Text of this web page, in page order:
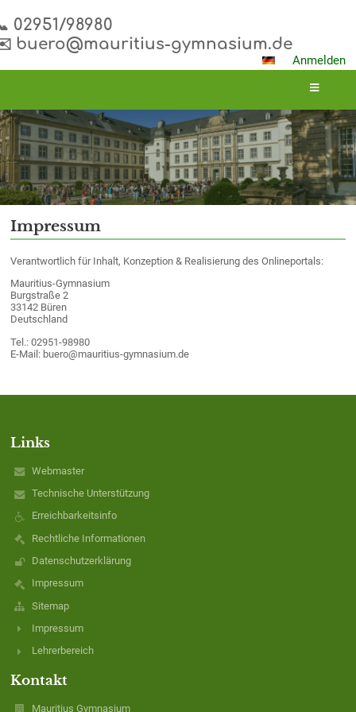
02951/98980
buero@mauritius-gymnasium.de
Anmelden
Impressum
Impressum
Verantwortlich für Inhalt, Konzeption & Realisierung des Onlineportals:
Mauritius-Gymnasium
Burgstraße 2
33142 Büren
Deutschland
Tel.: 02951-98980
E-Mail: buero@mauritius-gymnasium.de
Links
Webmaster
Technische Unterstützung
Erreichbarkeitsinfo
Rechtliche Informationen
Datenschutzerklärung
Impressum
Sitemap
Impressum
Lehrerbereich
Kontakt
Mauritius Gymnasium